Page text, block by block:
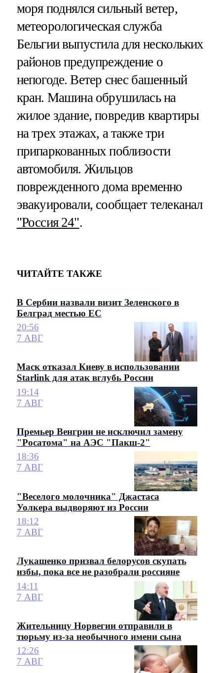
моря поднялся сильный ветер,
метеорологическая служба
Бельгии выпустила для нескольких
районов предупреждение о
непогоде. Ветер снес башенный
кран. Машина обрушилась на
жилое здание, повредив квартиры
на трех этажах, а также три
припаркованных поблизости
автомобиля. Жильцов
поврежденного дома временно
эвакуировали, сообщает телеканал
"Россия 24".
ЧИТАЙТЕ ТАКЖЕ
В Сербии назвали визит Зеленского в
Белград местью ЕС
20:56
7 АВГ
Маск отказал Киеву в использовании
Starlink для атак вглубь России
19:14
7 АВГ
Премьер Венгрии не исключил замену
"Росатома" на АЭС "Пакш-2"
18:36
7 АВГ
"Веселого молочника" Джастаса
Уолкера выдворяют из России
18:12
7 АВГ
Лукашенко призвал белорусов скупать
избы, пока все не разобрали россияне
14:11
7 АВГ
Жительницу Норвегии отправили в
тюрьму из-за необычного имени сына
12:26
7 АВГ